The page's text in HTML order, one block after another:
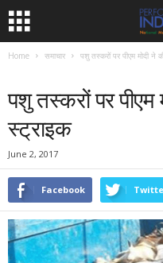
Home समाचार पशु तस्करों पर पीएम मोदी ने
पशु तस्करों पर पीएम
स्ट्राइक
June 2, 2017
Facebook